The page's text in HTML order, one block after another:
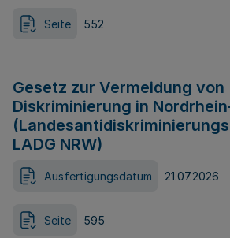
Seite 552
Gesetz zur Vermeidung von
Diskriminierung in
LADG NRW)
Ausfertigungsdatum 21.07.2026
Seite 595